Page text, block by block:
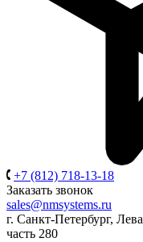
+7 (812) 718-13-18
Заказать звонок
sales@nmsystems.ru
г. Санкт-Петербург,
часть 280